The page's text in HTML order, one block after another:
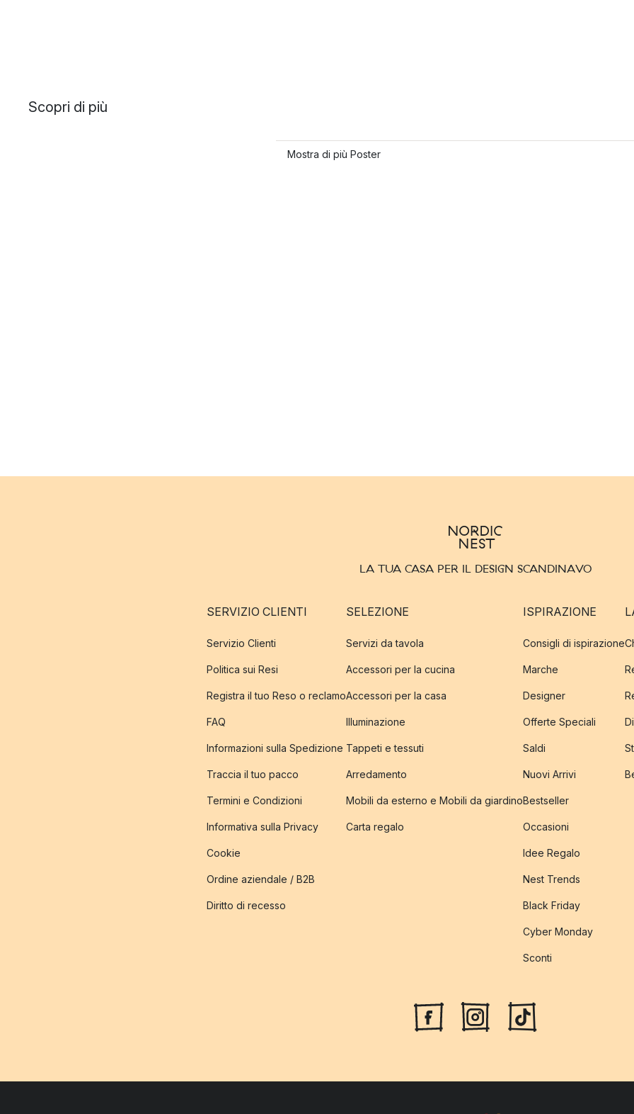
Scopri di più
Mostra di più Poster
LA TUA CASA PER IL DESIGN SCANDINAVO
SERVIZIO CLIENTI
Servizio Clienti
Politica sui Resi
Registra il tuo Reso o reclamo
FAQ
Informazioni sulla Spedizione
Traccia il tuo pacco
Termini e Condizioni
Informativa sulla Privacy
Cookie
Ordine aziendale / B2B
Diritto di recesso
SELEZIONE
Servizi da tavola
Accessori per la cucina
Accessori per la casa
Illuminazione
Tappeti e tessuti
Arredamento
Mobili da esterno e Mobili da giardino
Carta regalo
ISPIRAZIONE
Consigli di ispirazione
Marche
Designer
Offerte Speciali
Saldi
Nuovi Arrivi
Bestseller
Occasioni
Idee Regalo
Nest Trends
Black Friday
Cyber Monday
Sconti